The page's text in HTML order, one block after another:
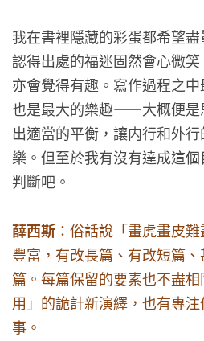
我在書裡隱藏的彩蛋都希望
認得出處的福迷固然會心微
亦會覺得有趣。寫作過程之
也是最大的樂趣——大概便是
出適當的平衡，讓内行和外
樂。但至於我有沒有達成這
判斷吧。
薛西斯 ：俗話說「畫虎畫皮
豐富，有改長篇、有改短篇
篇。每篇保留的要素也不盡
用」的詭計新演繹，也有專
事。